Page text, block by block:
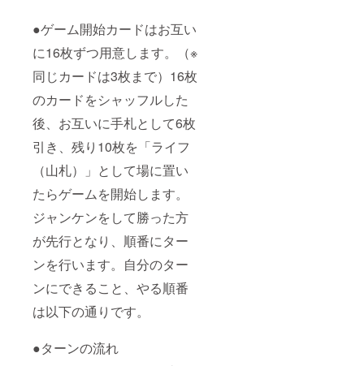
●ゲーム開始カードはお互い
に16枚ずつ用意します。（※
同じカードは3枚まで）16枚
のカードをシャッフルした
後、お互いに手札として6枚
引き、残り10枚を「ライフ
（山札）」として場に置い
たらゲームを開始します。
ジャンケンをして勝った方
が先行となり、順番にター
ンを行います。自分のター
ンにできること、やる順番
は以下の通りです。
●ターンの流れ